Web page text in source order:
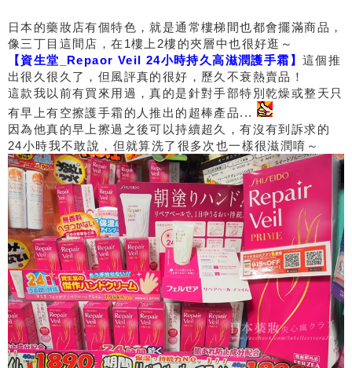
日本的藥妝店有個特色，就是通常樓梯間也都會擺滿商品，
像三丁目這間店，在1樓上2樓的夾層中也很好逛～
【資生堂_Repaor Veil 24小時持久高滋潤護手霜】 這個推
出很久很久了，但風評真的很好，歷久不衰熱賣品！
這款我以前有買來用過，真的是針對手部特別乾燥或整天只
有早上有空擦護手霜的人推出的超棒產品...
因為他真的早上擦過之後可以持續超久，有沒有到訴求的
24小時我不敢說，但就算洗了很多次也一樣很滋潤唷～